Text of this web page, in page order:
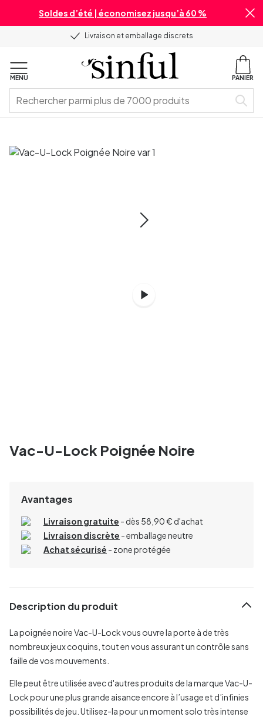
Soldes d’été | économisez jusqu’à 60 %
Livraison et emballage discrets
MENU PANIER
Vac-U-Lock Poignée Noire
Avantages
Livraison gratuite - dès 58,90 € d'achat
Livraison discrète - emballage neutre
Achat sécurisé - zone protégée
Description du produit
La poignée noire Vac-U-Lock vous ouvre la porte à de très
nombreux jeux coquins, tout en vous assurant un contrôle sans
faille de vos mouvements.
Elle peut être utilisée avec d'autres produits de la marque Vac-U-
Lock pour une plus grande aisance encore à l’usage et d’infinies
possibilités de jeu. Utilisez-la pour un moment solo très intense